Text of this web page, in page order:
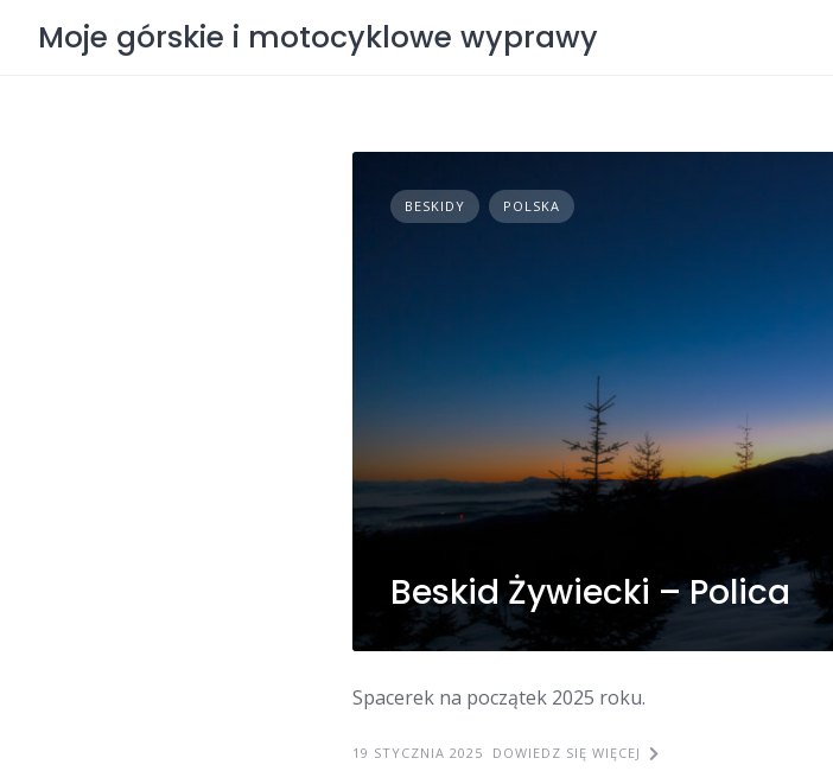
Moje górskie i motocyklowe wyprawy
BESKIDY POLSKA
Beskid Żywiecki – Polica
Spacerek na początek 2025 roku.
19 STYCZNIA 2025 DOWIEDZ SIĘ WIĘCEJ